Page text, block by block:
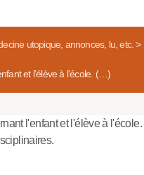
utopique, annonces, lu, etc.>
et l’élève à l’école. (…)